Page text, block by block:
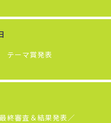
テーマ賞発表
終審査＆結果発表 ／